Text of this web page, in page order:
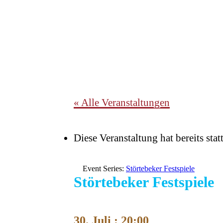
« Alle Veranstaltungen
Diese Veranstaltung hat bereits
Event Series: Störtebeker Festspiele
Störtebeker Festspiele